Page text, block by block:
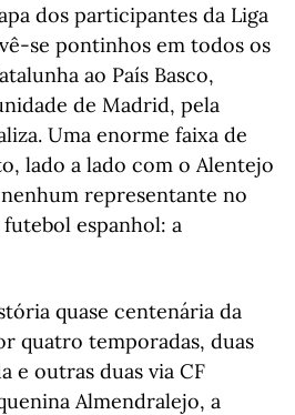
dos participantes da Liga
se pontinhos em todos os
ao País Basco,
de Madrid, pela
Uma enorme faixa de
lado a lado com o Alentejo
representante no
espanhol: a
quase centenária da
quatro temporadas, duas
e outras duas via CF
Almendralejo, a